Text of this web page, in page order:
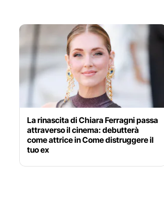
La rinascita di Chiara Ferragni passa
attraverso il cinema: debutterà
come attrice in Come distruggere il
tuo ex